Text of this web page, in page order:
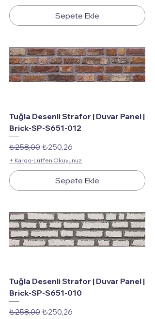
Sepete Ekle
Tuğla Desenli Strafor | Duvar Panel |
Brick-SP-S651-012
Normal Fiyat
₺258,00 İndirimli Fiyat
₺250,26
+ Kargo-Lütfen Okuyunuz
Sepete Ekle
Tuğla Desenli Strafor | Duvar Panel |
Brick-SP-S651-010
Normal Fiyat
₺258,00 İndirimli Fiyat
₺250,26